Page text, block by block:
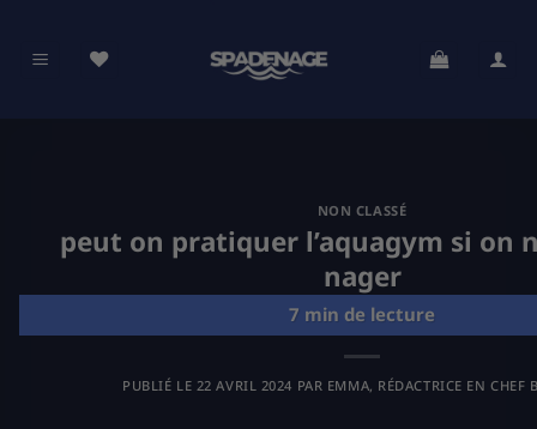
contenu
NON CLASSÉ
peut on pratiquer l’aquagym si on
nager
PUBLIÉ LE 22 AVRIL 2024 PAR EMMA, RÉDACTRICE EN CHEF